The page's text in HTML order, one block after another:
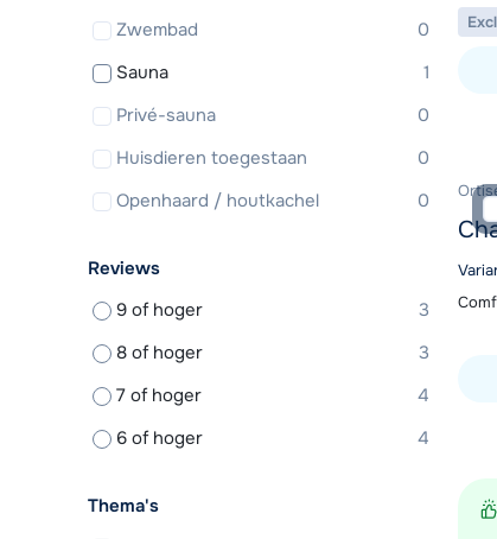
Zwembad
0
Sauna
1
Privé-sauna
0
Huisdieren toegestaan
0
Openhaard / houtkachel
0
Reviews
9 of hoger
3
8 of hoger
3
7 of hoger
4
6 of hoger
4
Thema's